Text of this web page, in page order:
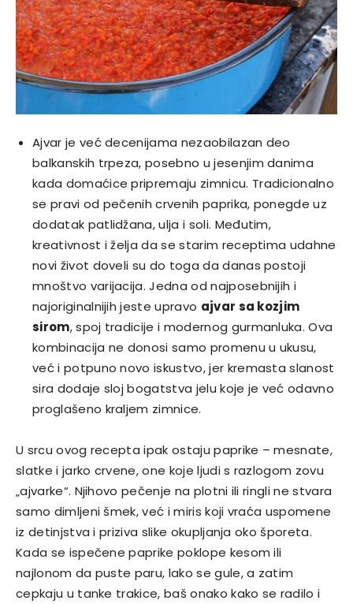
Ajvar je već decenijama nezaobilazan deo
balkanskih trpeza, posebno u jesenjim danima
kada domaćice pripremaju zimnicu. Tradicionalno
se pravi od pečenih crvenih paprika, ponegde uz
dodatak patlidžana, ulja i soli. Međutim,
kreativnost i želja da se starim receptima udahne
novi život doveli su do toga da danas postoji
mnoštvo varijacija. Jedna od najposebnijih i
najoriginalnijih jeste upravo ajvar sa kozjim
sirom, spoj tradicije i modernog gurmanluka. Ova
kombinacija ne donosi samo promenu u ukusu,
već i potpuno novo iskustvo, jer kremasta slanost
sira dodaje sloj bogatstva jelu koje je već odavno
proglašeno kraljem zimnice.
U srcu ovog recepta ipak ostaju paprike – mesnate,
slatke i jarko crvene, one koje ljudi s razlogom zovu
„ajvarke“. Njihovo pečenje na plotni ili ringli ne stvara
samo dimljeni šmek, već i miris koji vraća uspomene
iz detinjstva i priziva slike okupljanja oko šporeta.
Kada se ispečene paprike poklope kesom ili
najlonom da puste paru, lako se gule, a zatim
cepkaju u tanke trakice, baš onako kako se radilo i